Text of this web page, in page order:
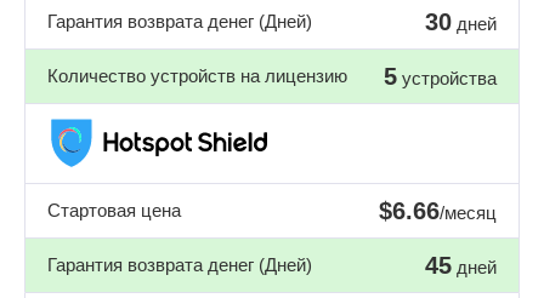
Гарантия возврата денег (Дней) 30 дней
Количество устройств на лицензию 5 устройства
Стартовая цена $6.66/месяц
Гарантия возврата денег (Дней) 45 дней